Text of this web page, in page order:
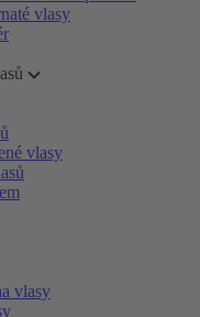
vlasy
vlasy
vlasy